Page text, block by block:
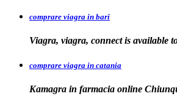
comprare viagra in bari
Viagra, viagra, connect is available
comprare viagra in catania
Kamagra in farmacia online